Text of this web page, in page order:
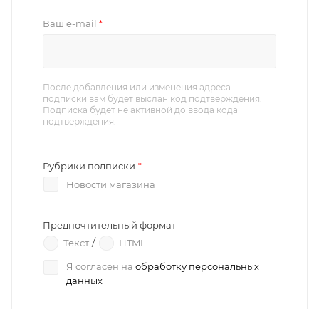
Ваш e-mail *
После добавления или изменения адреса
подписки вам будет выслан код подтверждения.
Подписка будет не активной до ввода кода
подтверждения.
Рубрики подписки *
Новости магазина
Предпочтительный формат
Текст / HTML
Я согласен на обработку персональных
данных